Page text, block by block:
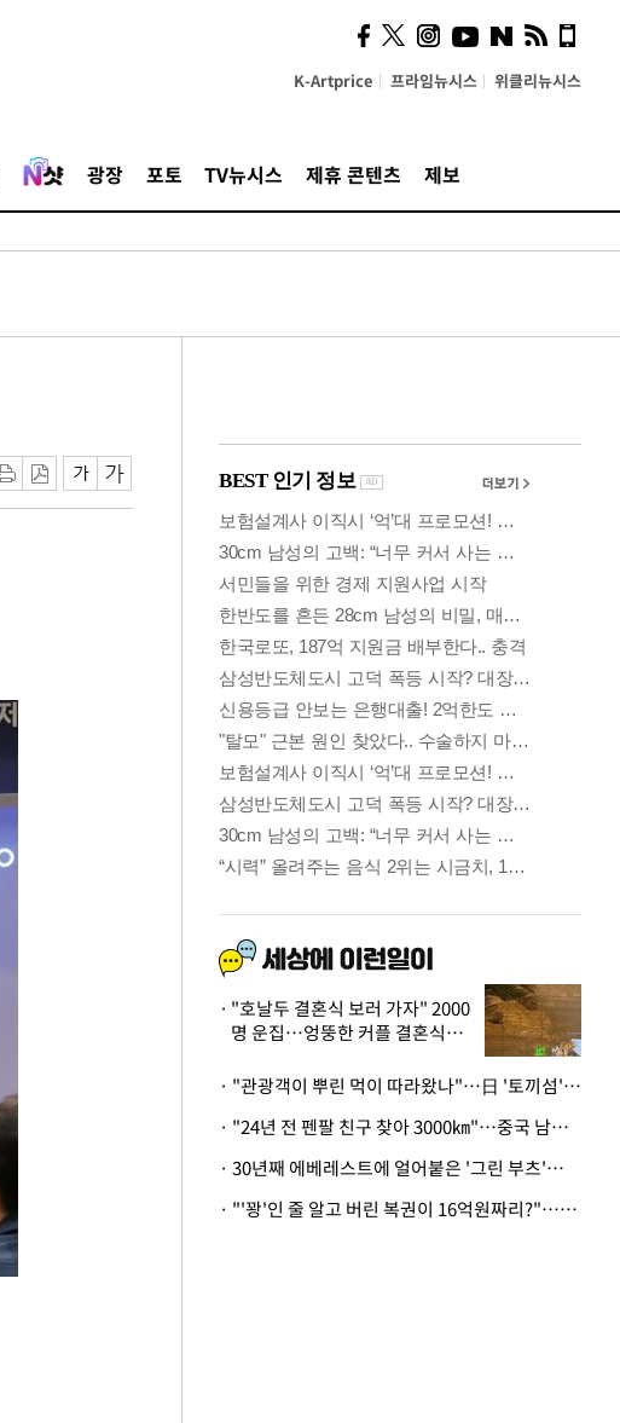
K-Artprice 프라임뉴시스 위클리뉴시스
광장 포토 TV뉴시스 제휴 콘텐츠 제보
사이 해답 찾았죠"…알을
깨고 나온 '초자아'
"호날두 결혼식 보러 가자" 2000
명 운집…엉뚱한 커플 결혼식에
· "관광객이 뿌린 먹이 따라왔나"…日 '토끼섬' 멧돼지, 토끼까지 사냥
· "24년 전 펜팔 친구 찾아 3000㎞"…중국 남성 사연에 '뭉클'
· 30년째 에베레스트에 얼어붙은 '그린 부츠'…드디어 가족 품으로
· "'꽝'인 줄 알고 버린 복권이 16억원짜리?"…극적으로 되찾은 사연